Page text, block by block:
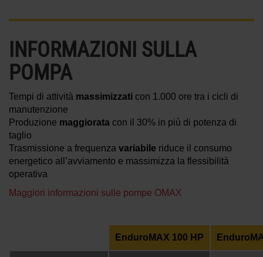
INFORMAZIONI SULLA
POMPA
Tempi di attività massimizzati con 1.000 ore tra i cicli di
manutenzione
Produzione maggiorata con il 30% in più di potenza di
taglio
Trasmissione a frequenza variabile riduce il consumo
energetico all’avviamento e massimizza la flessibilità
operativa
Maggiori informazioni sulle pompe OMAX
EnduroMAX 100 HP